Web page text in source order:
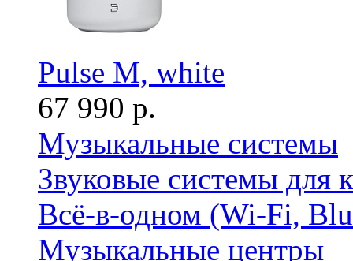
Pulse M, white
67 990 р.
Музыкальные системы
Звуковые системы для
Всё-в-одном (Wi-Fi,
Музыкальные центры